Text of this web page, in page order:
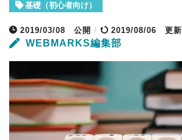
基礎（初心者向け）
2019/03/08 公開 / 2019/08/06 更新
WEBMARKS編集部